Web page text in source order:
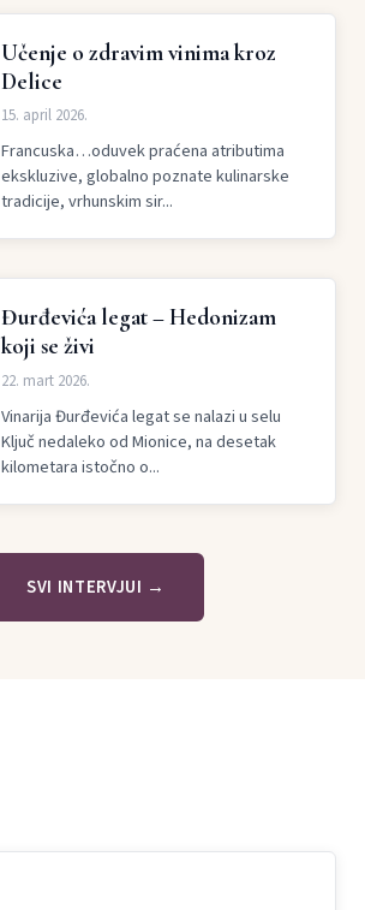
Učenje o zdravim vinima kroz
Delice
15. april 2026.
Francuska…oduvek praćena atributima
ekskluzive, globalno poznate kulinarske
tradicije, vrhunskim sir...
Đurđevića legat – Hedonizam
koji se živi
22. mart 2026.
Vinarija Đurđevića legat se nalazi u selu
Ključ nedaleko od Mionice, na desetak
kilometara istočno o...
SVI INTERVJUI →